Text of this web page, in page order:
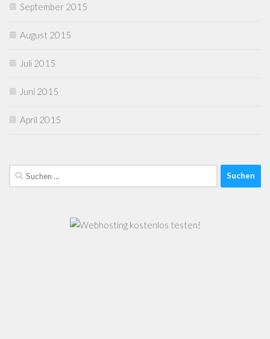
September 2015
August 2015
Juli 2015
Juni 2015
April 2015
Suchen
nach: